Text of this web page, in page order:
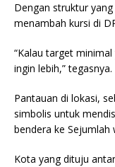
Dengan struktur
menambah kursi di
“Kalau target
ingin lebih,” tegasnya.
Pantauan di lokasi,
simbolis untuk
bendera ke Sejumlah
Kota yang dituju